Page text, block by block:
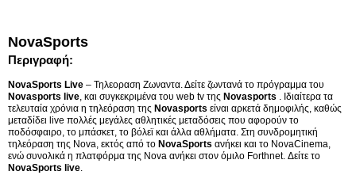
NovaSports
Περιγραφή:
NovaSports Live – Τηλεοραση Ζωναντα. Δείτε ζωντανά το πρόγραμμα του
Novasports live, και συγκεκριμένα του web tv της Novasports . Ιδιαίτερα τα
τελευταία χρόνια η τηλεόραση της Novasports είναι αρκετά δημοφιλής, καθώς
μεταδίδει live πολλές μεγάλες αθλητικές μεταδόσεις που αφορούν το
ποδόσφαιρο, το μπάσκετ, το βόλεϊ και άλλα αθλήματα. Στη συνδρομητική
τηλεόραση της Nova, εκτός από το NovaSports ανήκει και το NovaCinema,
ενώ συνολικά η πλατφόρμα της Nova ανήκει στον όμιλο Forthnet. Δείτε το
NovaSports live.